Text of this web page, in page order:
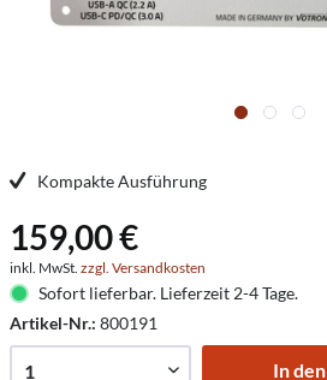
Kompakte Ausführung
159,00 €
inkl. MwSt. zzgl. Versandkosten
Sofort lieferbar. Lieferzeit 2-4 Tage.
Artikel-Nr.: 800191
In den